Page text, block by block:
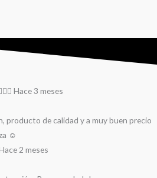
Hace 3 meses
producto de calidad y a muy buen precio
☺️
2 meses